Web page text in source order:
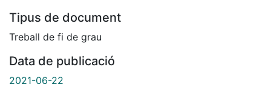
Tipus de document
Treball de fi de grau
Data de publicació
2021-06-22